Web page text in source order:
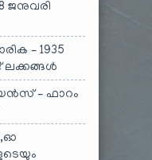
ജനുവരി
– 1935
ലക്കങ്ങൾ
– ഫാറം